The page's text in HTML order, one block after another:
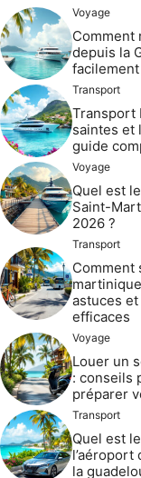
Voyage
Comment
depuis la
facilement
Transport
Transport
saintes et
guide
Voyage
Quel est
Saint-
2026 ?
Transport
Comment
astuces
efficaces
Voyage
Louer un
: conseils
préparer
Transport
Quel est
la